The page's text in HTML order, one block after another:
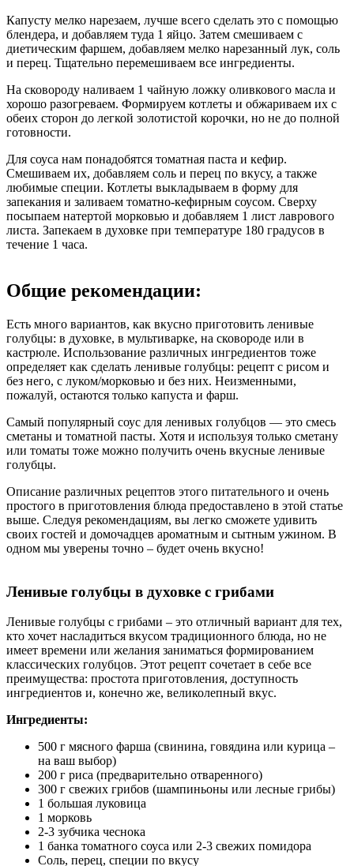
Капусту мелко нарезаем, лучше всего сделать это с помощью
блендера, и добавляем туда 1 яйцо. Затем смешиваем с
диетическим фаршем, добавляем мелко нарезанный лук, соль
и перец. Тщательно перемешиваем все ингредиенты.
На сковороду наливаем 1 чайную ложку оливкового масла и
хорошо разогреваем. Формируем котлеты и обжариваем их с
обеих сторон до легкой золотистой корочки, но не до полной
готовности.
Для соуса нам понадобятся томатная паста и кефир.
Смешиваем их, добавляем соль и перец по вкусу, а также
любимые специи. Котлеты выкладываем в форму для
запекания и заливаем томатно-кефирным соусом. Сверху
посыпаем натертой морковью и добавляем 1 лист лаврового
листа. Запекаем в духовке при температуре 180 градусов в
течение 1 часа.
Общие рекомендации:
Есть много вариантов, как вкусно приготовить ленивые
голубцы: в духовке, в мультиварке, на сковороде или в
кастрюле. Использование различных ингредиентов тоже
определяет как сделать ленивые голубцы: рецепт с рисом и
без него, с луком/морковью и без них. Неизменными,
пожалуй, остаются только капуста и фарш.
Самый популярный соус для ленивых голубцов — это смесь
сметаны и томатной пасты. Хотя и используя только сметану
или томаты тоже можно получить очень вкусные ленивые
голубцы.
Описание различных рецептов этого питательного и очень
простого в приготовления блюда предоставлено в этой статье
выше. Следуя рекомендациям, вы легко сможете удивить
своих гостей и домочадцев ароматным и сытным ужином. В
одном мы уверены точно – будет очень вкусно!
Ленивые голубцы в духовке с грибами
Ленивые голубцы с грибами – это отличный вариант для тех,
кто хочет насладиться вкусом традиционного блюда, но не
имеет времени или желания заниматься формированием
классических голубцов. Этот рецепт сочетает в себе все
преимущества: простота приготовления, доступность
ингредиентов и, конечно же, великолепный вкус.
Ингредиенты:
500 г мясного фарша (свинина, говядина или курица –
на ваш выбор)
200 г риса (предварительно отваренного)
300 г свежих грибов (шампиньоны или лесные грибы)
1 большая луковица
1 морковь
2-3 зубчика чеснока
1 банка томатного соуса или 2-3 свежих помидора
Соль, перец, специи по вкусу